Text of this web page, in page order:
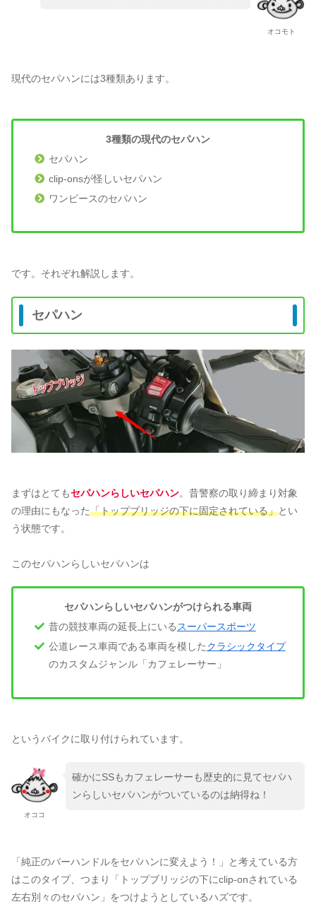
オコモト
現代のセパハンには3種類あります。
3種類の現代のセパハン
セパハン
clip-onsが怪しいセパハン
ワンピースのセパハン
です。それぞれ解説します。
セパハン
まずはとてもセパハンらしいセパハン。昔警察の取り締まり対象
の理由にもなった「トップブリッジの下に固定されている」とい
う状態です。
このセパハンらしいセパハンは
セパハンらしいセパハンがつけられる車両
昔の競技車両の延長上にいるスーパースポーツ
公道レース車両である車両を模したクラシックタイプ
のカスタムジャンル「カフェレーサー」
というバイクに取り付けられています。
オココ
確かにSSもカフェレーサーも歴史的に見てセパハ
ンらしいセパハンがついているのは納得ね！
「純正のバーハンドルをセパハンに変えよう！」と考えている方
はこのタイプ、つまり「トップブリッジの下にclip-onされている
左右別々のセパハン」をつけようとしているハズです。